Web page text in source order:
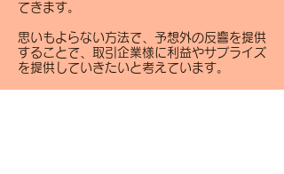
てきます。
思いもよらない方法で、予想外の反響を提供
することで、取引企業様に利益やサプライズ
を提供していきたいと考えています。